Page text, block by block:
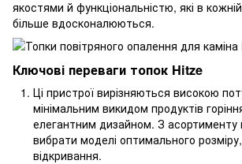
якостями й функціональністю, які в кожній
більше вдосконалюються.
Ключові переваги топок Hitze
Ці пристрої вирізняються високою
мінімальним викидом продуктів
елегантним дизайном. З
вибрати моделі оптимального
відкривання.